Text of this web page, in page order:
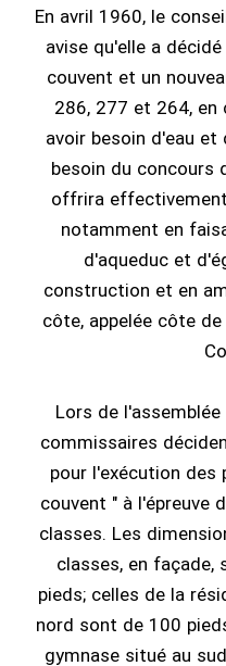
En avril 1960, le
avise qu'elle a
couvent et un
286, 277 et 264, en
avoir besoin d'eau et
besoin du concours
offrira
notamment en
d'aqueduc et
construction et en
côte, appelée côte
Lors de
commissaires
pour l'exécution des
couvent " à l'épreuve
classes. Les
classes, en façade,
pieds; celles de la
nord sont de 100
gymnase situé au